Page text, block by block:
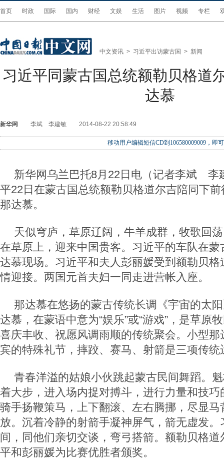
首页 时政 国际 国内 财经 文娱 生活 图片 视频 专栏
中文资讯 > 习近平出访蒙古国 > 新闻
习近平同蒙古国总统额勒贝格道
达慕
新华网 李斌 李建敏 2014-08-22 20:58:49
移动用户编辑短信CD到106580009009，即
新华网乌兰巴托8月22日电（记者李斌 李
平22日在蒙古国总统额勒贝格道尔吉陪同下
那达慕。
天似穹庐，草原辽阔，牛羊成群，牧歌回
在草原上，迎来中国贵客。习近平的车队在
达慕现场。习近平和夫人彭丽媛受到额勒贝
情迎接。两国元首夫妇一同走进营帐入座。
那达慕在悠扬的蒙古传统长调《宇宙的太
达慕，在蒙语中意为“娱乐”或“游戏”，是草原
喜庆丰收、祝愿风调雨顺的传统聚会。小型
宾的特殊礼节，摔跤、赛马、射箭是三项传统
青春洋溢的姑娘小伙跳起蒙古民间舞蹈。
着大步，进入场内捉对搏斗，进行力量和技
骑手扬鞭策马，上下翻滚、左右腾挪，尽显
放。沉着冷静的射箭手凝神屏气，箭无虚发
间，同他们亲切交谈，弯弓搭箭。额勒贝格
平和彭丽媛为比赛优胜者颁奖。